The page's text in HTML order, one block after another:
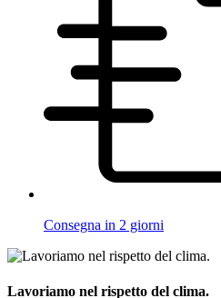
Consegna in 2 giorni
Lavoriamo nel rispetto del clima.